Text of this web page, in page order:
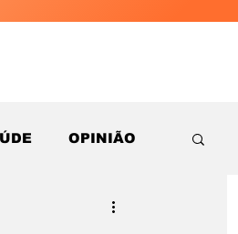
OPINIÃO